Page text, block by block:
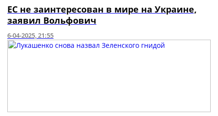
ЕС не заинтересован в мире на Украине,
заявил Вольфович
6-04-2025, 21:55